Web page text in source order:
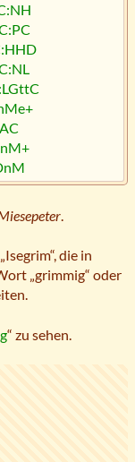
AC
die in
„grimmig“ oder
“ zu sehen.